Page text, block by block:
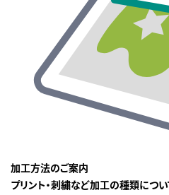
加工方法のご案内
プリント・刺繍など加工の種類につ